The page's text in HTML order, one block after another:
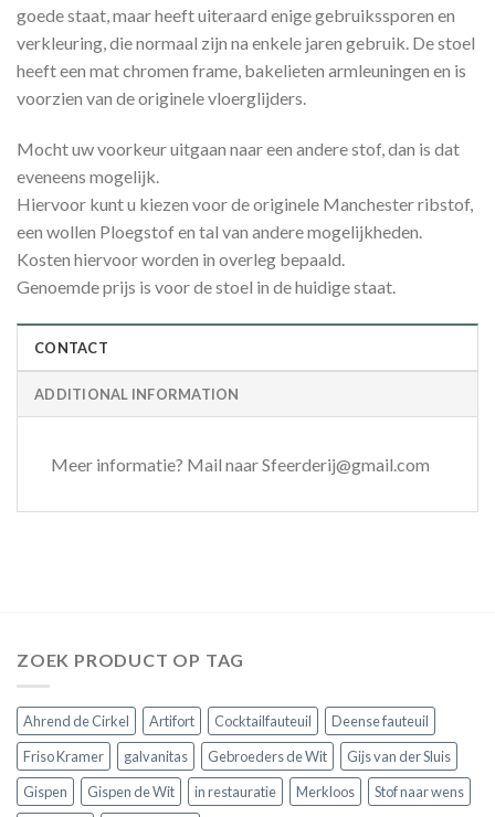
goede staat, maar heeft uiteraard enige gebruikssporen en
verkleuring, die normaal zijn na enkele jaren gebruik. De stoel
heeft een mat chromen frame, bakelieten armleuningen en is
voorzien van de originele vloerglijders.
Mocht uw voorkeur uitgaan naar een andere stof, dan is dat
eveneens mogelijk.
Hiervoor kunt u kiezen voor de originele Manchester ribstof,
een wollen Ploegstof en tal van andere mogelijkheden.
Kosten hiervoor worden in overleg bepaald.
Genoemde prijs is voor de stoel in de huidige staat.
CONTACT
ADDITIONAL INFORMATION
Meer informatie? Mail naar Sfeerderij@gmail.com
ZOEK PRODUCT OP TAG
Ahrend de Cirkel Artifort Cocktailfauteuil
Deense fauteuil
Friso Kramer
galvanitas Gebroeders de Wit
Gijs van der Sluis
Gispen
Gispen de Wit in restauratie Merkloos
Stof naar wens